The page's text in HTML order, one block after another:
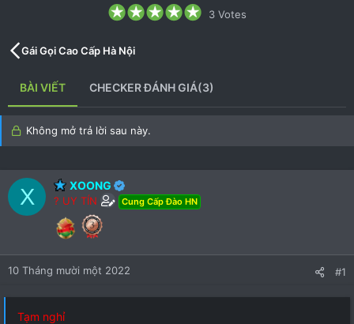
5
.
a
r
(
3 Votes
Gái Gọi Cao Cấp Hà Nội
BÀI VIẾT CHECKER ĐÁNH GIÁ(3)
Không mở trả lời sau này.
X XOONG
? UY TÍN Cung Cấp Đào HN
10 Tháng mười một 2022 #1
Tạm nghỉ